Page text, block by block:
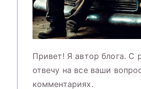
Привет! Я автор блога. С
отвечу на все ваши
комментариях.